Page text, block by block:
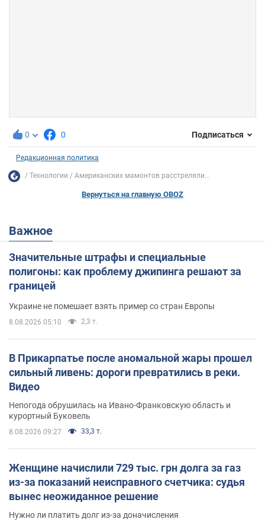
0 0 Подписаться
Редакционная политика
Технологии Американских мамонтов расстреляли...
Вернуться на главную OBOZ
Важное
Значительные штрафы и специальные
полигоны: как проблему джипинга решают за
границей
Украине не помешает взять пример со стран Европы
8.08.2026 05:10 2,3 т.
В Прикарпатье после аномальной жары прошел
сильный ливень: дороги превратились в реки.
Видео
Непогода обрушилась на Ивано-Франковскую область и
курортный Буковель
8.08.2026 09:27 33,3 т.
Женщине начислили 729 тыс. грн долга за газ
из-за показаний неисправного счетчика: судья
вынес неожиданное решение
Нужно ли платить долг из-за доначисления